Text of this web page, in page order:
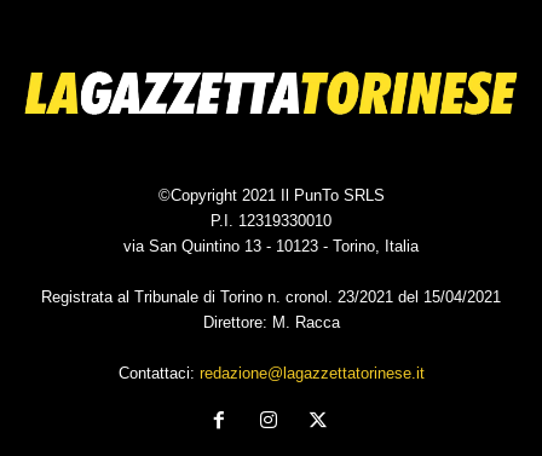
©Copyright 2021 Il PunTo SRLS
P.I. 12319330010
via San Quintino 13 - 10123 - Torino, Italia
Registrata al Tribunale di Torino n. cronol. 23/2021 del 15/04/2021
Direttore: M. Racca
Contattaci: redazione@lagazzettatorinese.it